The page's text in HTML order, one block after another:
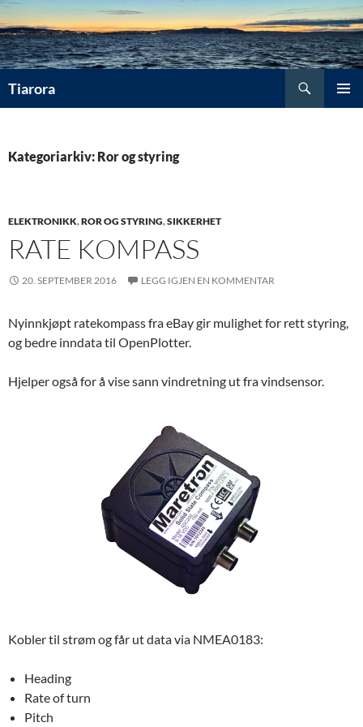
Hopp
til
innhold
Tiarora
Kategoriarkiv: Ror og styring
ELEKTRONIKK,ROR OG STYRING,SIKKERHET
RATE KOMPASS
20. SEPTEMBER 2016 LEGG IGJEN EN KOMMENTAR
Nyinnkjøpt ratekompass fra eBay gir mulighet for rett styring,
og bedre inndata til OpenPlotter.
Hjelper også for å vise sann vindretning ut fra vindsensor.
Kobler til strøm og får ut data via NMEA0183:
Heading
Rate of turn
Pitch